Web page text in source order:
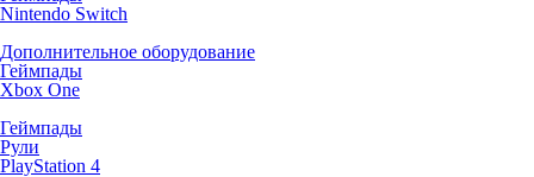
Nintendo Switch
Дополнительное оборудование
Геймпады
Xbox One
Геймпады
Рули
PlayStation 4